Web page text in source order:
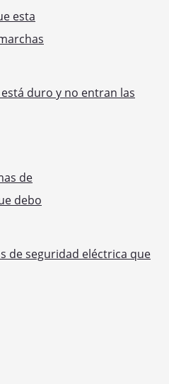
duro y no entran las
de seguridad eléctrica que